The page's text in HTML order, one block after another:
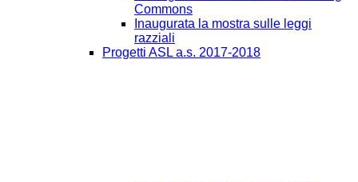
Commons
Inaugurata la mostra sulle leggi
razziali
Progetti ASL a.s. 2017-2018